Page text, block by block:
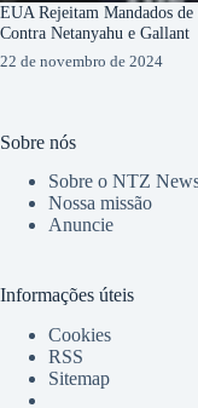
EUA Rejeitam Mandados
Contra Netanyahu e Gallant
22 de novembro de 2024
Sobre nós
Sobre o NTZ
Nossa missão
Anuncie
Informações úteis
Cookies
RSS
Sitemap